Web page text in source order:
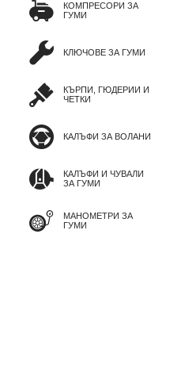
КОМПРЕСОРИ ЗА
ГУМИ
КЛЮЧОВЕ ЗА ГУМИ
КЪРПИ, ГЮДЕРИИ И
ЧЕТКИ
КАЛЪФИ ЗА ВОЛАНИ
КАЛЪФИ И ЧУВАЛИ
ЗА ГУМИ
МАНОМЕТРИ ЗА
ГУМИ